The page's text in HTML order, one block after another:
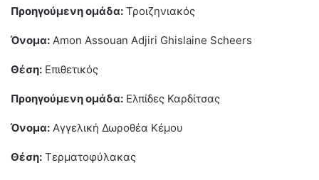
Προηγούμενη ομάδα: Τροιζηνιακός
Όνομα: Amon Assouan Adjiri Ghislaine Scheers
Θέση: Επιθετικός
Προηγούμενη ομάδα: Ελπίδες Καρδίτσας
Όνομα: Αγγελική Δωροθέα Κέμου
Θέση: Τερματοφύλακας